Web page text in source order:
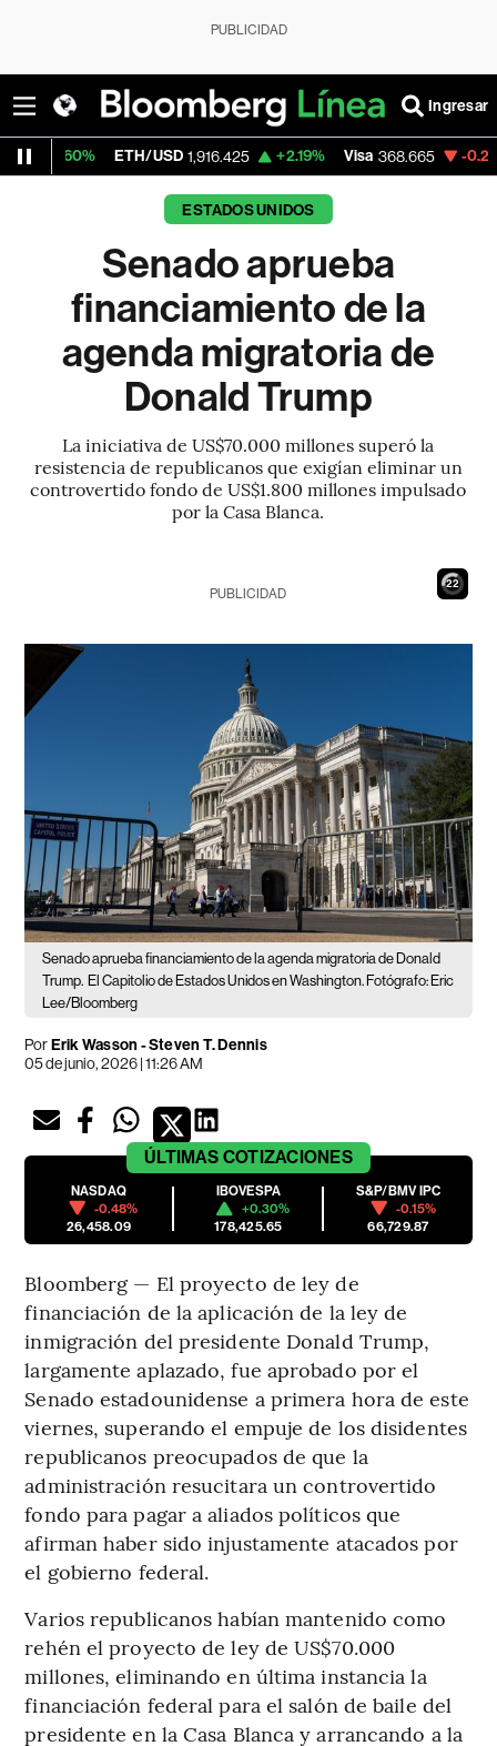
PUBLICIDAD
Ingresar
ETH/USD 1,916.425 +2.19% Visa 368.665 -0.25%
ESTADOS UNIDOS
Senado aprueba
financiamiento de la
agenda migratoria de
Donald Trump
La iniciativa de US$70.000 millones superó la
resistencia de republicanos que exigían eliminar un
controvertido fondo de US$1.800 millones impulsado
por la Casa Blanca.
21
PUBLICIDAD
Senado aprueba financiamiento de la agenda migratoria de Donald
Trump. El Capitolio de Estados Unidos en Washington. Fotógrafo: Eric
Lee/Bloomberg
PorErik Wasson - Steven T. Dennis
05 de junio, 2026 | 11:26 AM
ÚLTIMAS COTIZACIONES
NASDAQ
-0.48%
26,458.09
IBOVESPA
+0.30%
178,425.65
S&P/BMV IPC
-0.15%
66,729.87
Bloomberg — El proyecto de ley de
financiación de la aplicación de la ley de
inmigración del presidente Donald Trump,
largamente aplazado, fue aprobado por el
Senado estadounidense a primera hora de este
viernes, superando el empuje de los disidentes
republicanos preocupados de que la
administración resucitara un controvertido
fondo para pagar a aliados políticos que
afirman haber sido injustamente atacados por
el gobierno federal.
Varios republicanos habían mantenido como
rehén el proyecto de ley de US$70.000
millones, eliminando en última instancia la
financiación federal para el salón de baile del
presidente en la Casa Blanca y arrancando a la